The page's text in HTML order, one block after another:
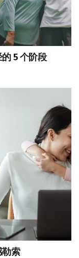
5 个阶段
索